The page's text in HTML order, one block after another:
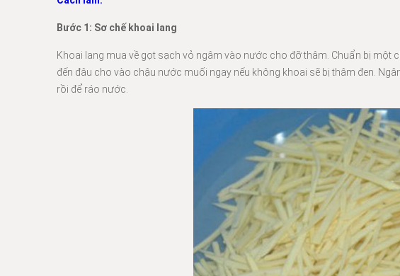
Bước 1: Sơ chế khoai lang
Khoai lang mua về gọt sạch vỏ ngâm vào nước cho đỡ thâm. Chuẩn bị
đến đâu cho vào chậu nước muối ngay nếu không khoai sẽ bị thâm đen.
rồi để ráo nước.